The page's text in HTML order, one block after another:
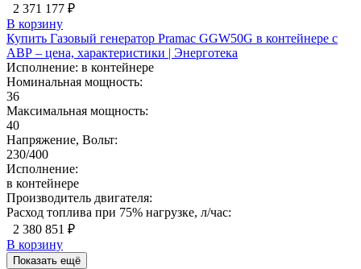
2 371 177 ₽
В корзину
Купить Газовый генератор Pramac GGW50G в контейнере с
АВР – цена, характеристики | Энерготека
Исполнение: в контейнере
Номинальная мощность:
36
Максимальная мощность:
40
Напряжение, Вольт:
230/400
Исполнение:
в контейнере
Производитель двигателя:
Расход топлива при 75% нагрузке, л/час:
2 380 851 ₽
В корзину
Показать ещё